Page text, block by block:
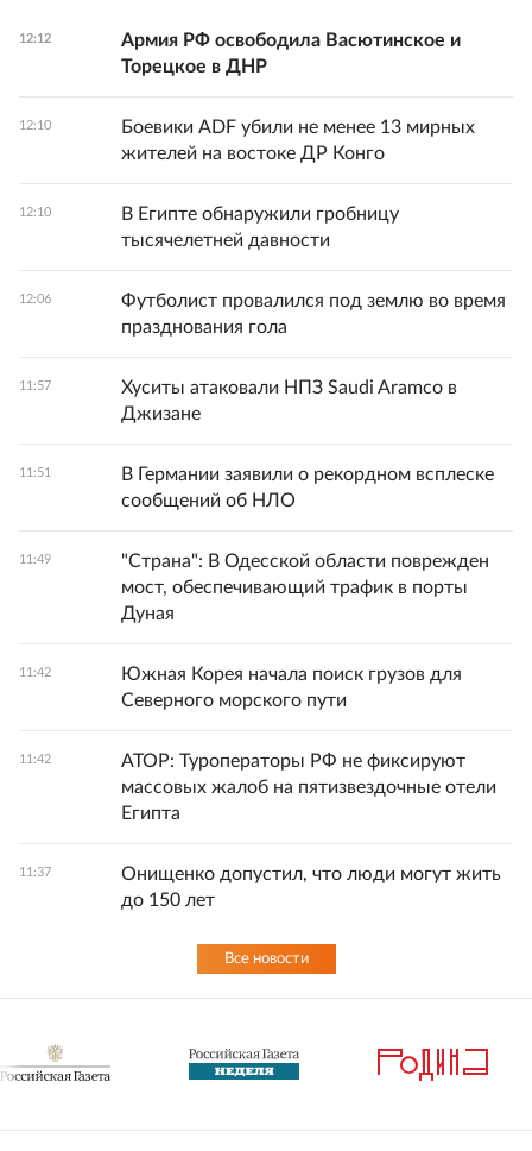
12:12
Армия РФ освободила Васютинское и
Торецкое в ДНР
12:10
Боевики ADF убили не менее 13 мирных
жителей на востоке ДР Конго
12:10
В Египте обнаружили гробницу
тысячелетней давности
12:06
Футболист провалился под землю во время
празднования гола
11:57
Хуситы атаковали НПЗ Saudi Aramco в
Джизане
11:51
В Германии заявили о рекордном всплеске
сообщений об НЛО
11:49
"Страна": В Одесской области поврежден
мост, обеспечивающий трафик в порты
Дуная
11:42
Южная Корея начала поиск грузов для
Северного морского пути
11:42
АТОР: Туроператоры РФ не фиксируют
массовых жалоб на пятизвездочные отели
Египта
11:37
Онищенко допустил, что люди могут жить
до 150 лет
Все новости